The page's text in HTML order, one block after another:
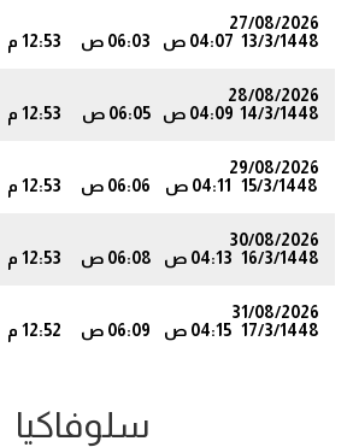
27/08/2026
13/3/1448 04:07 ص 06:03 ص 12:53 م
28/08/2026
14/3/1448 04:09 ص 06:05 ص 12:53 م
29/08/2026
15/3/1448
04:11 ص 06:06 ص 12:53 م
30/08/2026
16/3/1448 04:13 ص 06:08 ص 12:53 م
31/08/2026
17/3/1448 04:15 ص 06:09 ص 12:52 م
سلوفاكيا